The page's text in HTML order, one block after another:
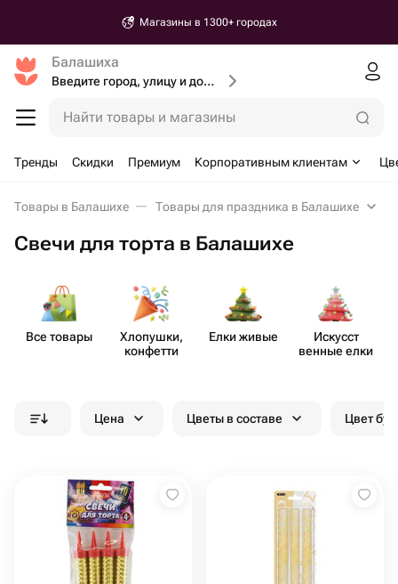
Магазины в 1300+ городах
Балашиха
Введите город, улицу и дом доставки
Найти товары и магазины
Тренды Скидки Премиум Корпоративным клиентам
Товары в Балашихе Товары для праздника в Балашихе
Свечи для торта в Балашихе
Все товары
Хлопушки,
конфетти
Елки живые
Искусст​
венные елки
Цена Цветы в составе Цвет